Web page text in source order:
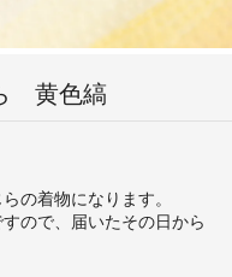
黄色縞
の着物になります。
ので、届いたその日から